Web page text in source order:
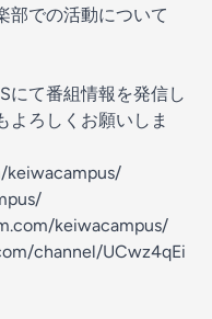
部での活動について
にて番組情報を発信し
よろしくお願いしま
keiwacampus/
channel/UCwz4qEi